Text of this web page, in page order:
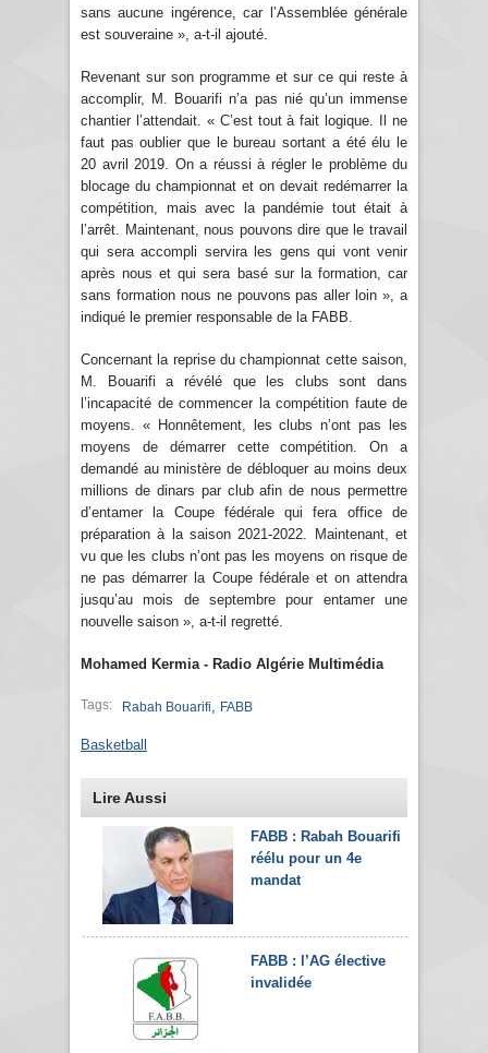
sans aucune ingérence, car l’Assemblée générale
est souveraine », a-t-il ajouté.
Revenant sur son programme et sur ce qui reste à
accomplir, M. Bouarifi n’a pas nié qu’un immense
chantier l’attendait. « C’est tout à fait logique. Il ne
faut pas oublier que le bureau sortant a été élu le
20 avril 2019. On a réussi à régler le problème du
blocage du championnat et on devait redémarrer la
compétition, mais avec la pandémie tout était à
l’arrêt. Maintenant, nous pouvons dire que le travail
qui sera accompli servira les gens qui vont venir
après nous et qui sera basé sur la formation, car
sans formation nous ne pouvons pas aller loin », a
indiqué le premier responsable de la FABB.
Concernant la reprise du championnat cette saison,
M. Bouarifi a révélé que les clubs sont dans
l’incapacité de commencer la compétition faute de
moyens. « Honnêtement, les clubs n’ont pas les
moyens de démarrer cette compétition. On a
demandé au ministère de débloquer au moins deux
millions de dinars par club afin de nous permettre
d’entamer la Coupe fédérale qui fera office de
préparation à la saison 2021-2022. Maintenant, et
vu que les clubs n’ont pas les moyens on risque de
ne pas démarrer la Coupe fédérale et on attendra
jusqu’au mois de septembre pour entamer une
nouvelle saison », a-t-il regretté.
Mohamed Kermia - Radio Algérie Multimédia
Tags: Rabah Bouarifi FABB
Basketball
Lire Aussi
FABB : Rabah Bouarifi
réélu pour un 4e
mandat
FABB : l’AG élective
invalidée